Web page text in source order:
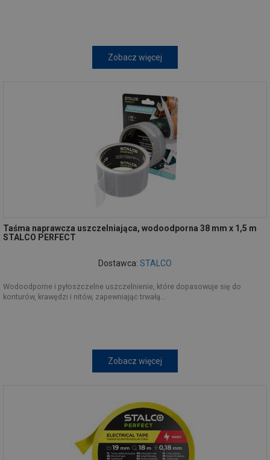
Zobacz więcej
Taśma naprawcza uszczelniająca, wodoodporna 38 mm x 1,5 m
STALCO PERFECT
Dostawca: STALCO
Wodoodporne i pyłoszczelne uszczelnienie, które dopasowuje się do
konturów, krawędzi i nitów, zapewniając trwałą...
Zobacz więcej